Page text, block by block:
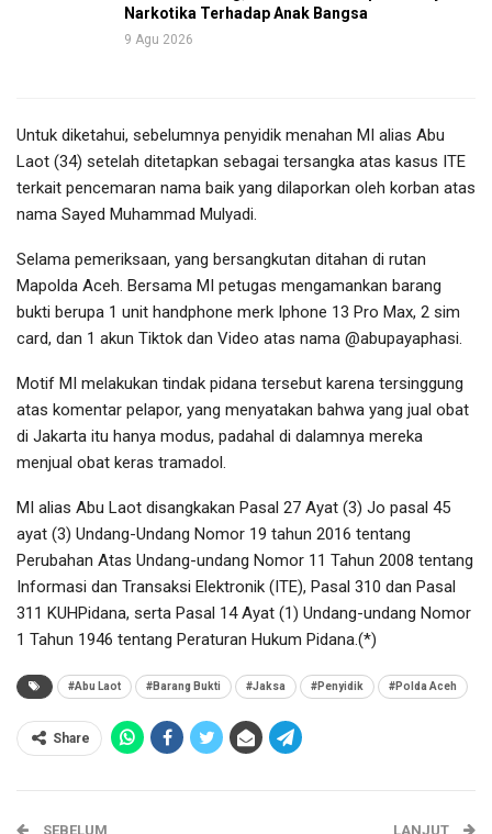
Narkotika Terhadap Anak Bangsa
9 Agu 2026
Untuk diketahui, sebelumnya penyidik menahan MI alias Abu
Laot (34) setelah ditetapkan sebagai tersangka atas kasus ITE
terkait pencemaran nama baik yang dilaporkan oleh korban atas
nama Sayed Muhammad Mulyadi.
Selama pemeriksaan, yang bersangkutan ditahan di rutan
Mapolda Aceh. Bersama MI petugas mengamankan barang
bukti berupa 1 unit handphone merk Iphone 13 Pro Max, 2 sim
card, dan 1 akun Tiktok dan Video atas nama @abupayaphasi.
Motif MI melakukan tindak pidana tersebut karena tersinggung
atas komentar pelapor, yang menyatakan bahwa yang jual obat
di Jakarta itu hanya modus, padahal di dalamnya mereka
menjual obat keras tramadol.
MI alias Abu Laot disangkakan Pasal 27 Ayat (3) Jo pasal 45
ayat (3) Undang-Undang Nomor 19 tahun 2016 tentang
Perubahan Atas Undang-undang Nomor 11 Tahun 2008 tentang
Informasi dan Transaksi Elektronik (ITE), Pasal 310 dan Pasal
311 KUHPidana, serta Pasal 14 Ayat (1) Undang-undang Nomor
1 Tahun 1946 tentang Peraturan Hukum Pidana.(*)
#Abu Laot #Barang Bukti #Jaksa #Penyidik #Polda Aceh
Share
SEBELUM LANJUT